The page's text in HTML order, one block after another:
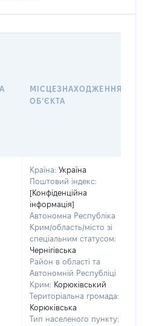
МІСЦЕЗНАХОДЖЕННЯ
ОБʼЄКТА
Країна: Україна
Поштовий індекс:
[Конфіденційна
інформація]
Автономна Республіка
Крим/область/місто зі
спеціальним статусом:
Чернігівська
Район в області та
Автономній Республіці
Крим: Корюківський
Територіальна громада:
Корюківська
Тип населеного пункту: